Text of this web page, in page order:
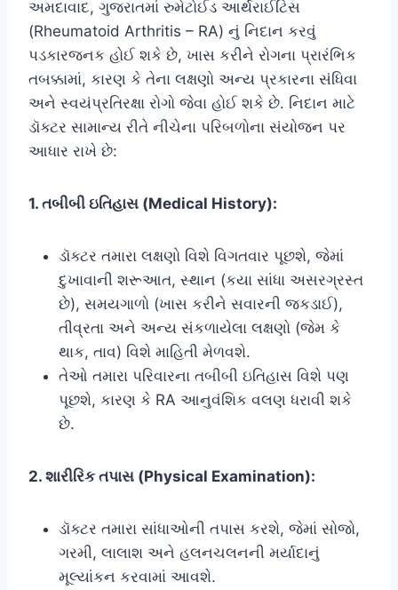
અમદાવાદ, ગુજરાતમાં રુમેટોઈડ આર્થરાઈટિસ
(Rheumatoid Arthritis – RA) નું નિદાન કરવું
પડકારજનક હોઈ શકે છે, ખાસ કરીને રોગના પ્રારંભિક
તબક્કામાં, કારણ કે તેના લક્ષણો અન્ય પ્રકારના સંધિવા
અને સ્વયંપ્રતિરક્ષા રોગો જેવા હોઈ શકે છે. નિદાન માટે
ડૉક્ટર સામાન્ય રીતે નીચેના પરિબળોના સંયોજન પર
આધાર રાખે છે:
1. તબીબી ઇતિહાસ (Medical History):
ડૉક્ટર તમારા લક્ષણો વિશે વિગતવાર પૂછશે, જેમાં
દુખાવાની શરૂઆત, સ્થાન (કયા સાંધા અસરગ્રસ્ત
છે), સમયગાળો (ખાસ કરીને સવારની જકડાઈ),
તીવ્રતા અને અન્ય સંકળાયેલા લક્ષણો (જેમ કે
થાક, તાવ) વિશે માહિતી મેળવશે.
તેઓ તમારા પરિવારના તબીબી ઇતિહાસ વિશે પણ
પૂછશે, કારણ કે RA આનુવંશિક વલણ ધરાવી શકે
છે.
2. શારીરિક તપાસ (Physical Examination):
ડૉક્ટર તમારા સાંધાઓની તપાસ કરશે, જેમાં સોજો,
ગરમી, લાલાશ અને હલનચલનની મર્યાદાનું
મૂલ્યાંકન કરવામાં આવશે.